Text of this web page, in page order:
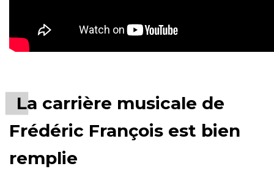
La carrière musicale de
Frédéric François est bien
remplie